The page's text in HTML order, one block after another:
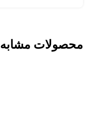
محصولات مشابه